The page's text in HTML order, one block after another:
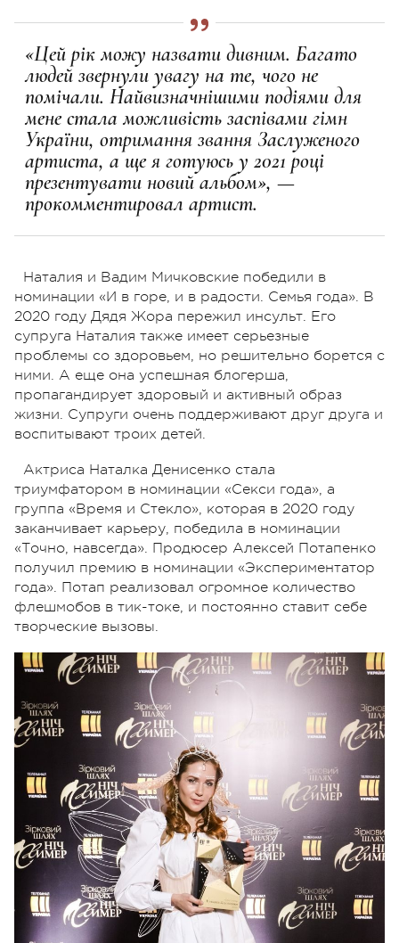
«Цей рік можу назвати дивним. Багато
людей звернули увагу на те, чого не
помічали. Найвизначнішими подіями для
мене стала можливість заспівами гімн
України, отримання звання Заслуженого
артиста, а ще я готуюсь у 2021 році
презентувати новий альбом», —
прокомментировал артист.
Наталия и Вадим Мичковские победили в
номинации «И в горе, и в радости. Семья года». В
2020 году Дядя Жора пережил инсульт. Его
супруга Наталия также имеет серьезные
проблемы со здоровьем, но решительно борется с
ними. А еще она успешная блогерша,
пропагандирует здоровый и активный образ
жизни. Супруги очень поддерживают друг друга и
воспитывают троих детей.
Актриса Наталка Денисенко стала
триумфатором в номинации «Секси года», а
группа «Время и Стекло», которая в 2020 году
заканчивает карьеру, победила в номинации
«Точно, навсегда». Продюсер Алексей Потапенко
получил премию в номинации «Экспериментатор
года». Потап реализовал огромное количество
флешмобов в тик-токе, и постоянно ставит себе
творческие вызовы.